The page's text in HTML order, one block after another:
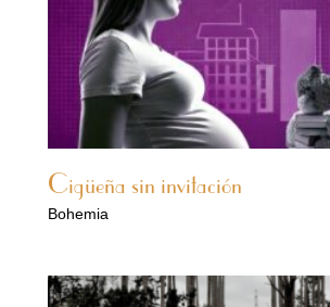
Cigüeña sin invitación
Bohemia